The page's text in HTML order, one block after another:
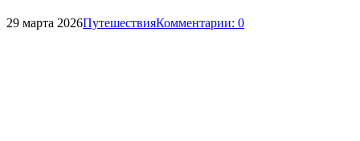
29 марта 2026ПутешествияКомментарии: 0